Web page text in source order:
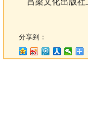
分享到：